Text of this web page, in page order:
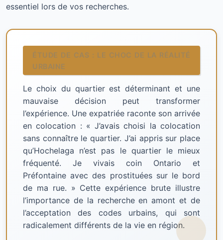
essentiel lors de vos recherches.
ÉTUDE DE CAS : LE CHOC DE LA RÉALITÉ
URBAINE
Le choix du quartier est déterminant et une
mauvaise décision peut transformer
l’expérience. Une expatriée raconte son arrivée
en colocation : « J’avais choisi la colocation
sans connaître le quartier. J’ai appris sur place
qu’Hochelaga n’est pas le quartier le mieux
fréquenté. Je vivais coin Ontario et
Préfontaine avec des prostituées sur le bord
de ma rue. » Cette expérience brute illustre
l’importance de la recherche en amont et de
l’acceptation des codes urbains, qui sont
radicalement différents de la vie en région.